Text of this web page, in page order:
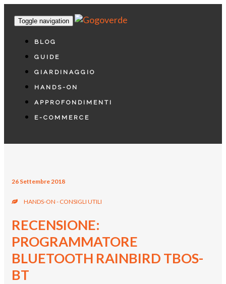
Toggle navigation
BLOG
GUIDE
GIARDINAGGIO
HANDS-ON
APPROFONDIMENTI
E-COMMERCE
26 Settembre 2018
HANDS-ON - CONSIGLI UTILI
RECENSIONE:
PROGRAMMATORE
BLUETOOTH RAINBIRD TBOS-
BT